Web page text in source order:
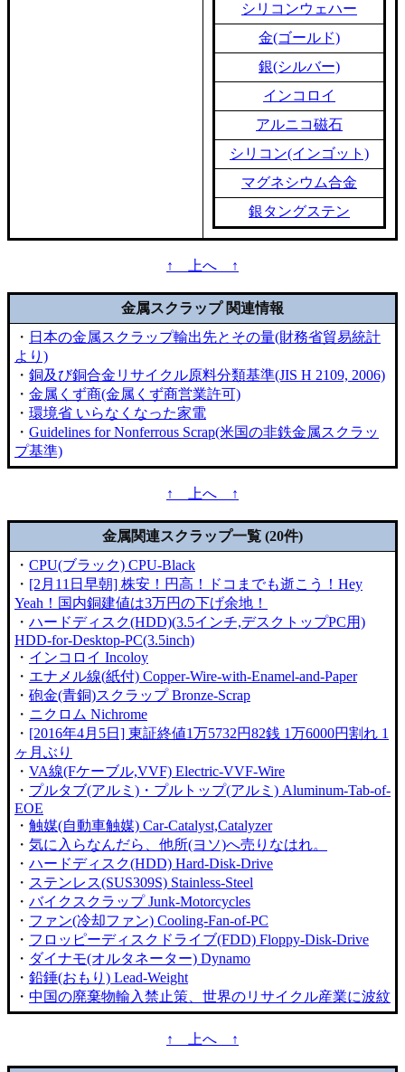
シリコンウェハー
金(ゴールド)
銀(シルバー)
インコロイ
アルニコ磁石
シリコン(インゴット)
マグネシウム合金
銀タングステン
↑ 上へ ↑
金属スクラップ 関連情報
・ 日本の金属スクラップ輸出先とその量(財務省貿易統計
より)
・ 銅及び銅合金リサイクル原料分類基準(JIS H 2109, 2006)
・ 金属くず商(金属くず商営業許可)
・ 環境省 いらなくなった家電
・ Guidelines for Nonferrous Scrap(米国の非鉄金属スクラッ
プ基準)
↑ 上へ ↑
金属関連スクラップ一覧 (20件)
・ CPU(ブラック) CPU-Black
・ [2月11日早朝] 株安！円高！ドコまでも逝こう！Hey
Yeah！国内銅建値は3万円の下げ余地！
・ ハードディスク(HDD)(3.5インチ,デスクトップPC用)
HDD-for-Desktop-PC(3.5inch)
・ インコロイ Incoloy
・ エナメル線(紙付) Copper-Wire-with-Enamel-and-Paper
・ 砲金(青銅)スクラップ Bronze-Scrap
・ ニクロム Nichrome
・ [2016年4月5日] 東証終値1万5732円82銭 1万6000円割れ 1
ヶ月ぶり
・ VA線(Fケーブル,VVF) Electric-VVF-Wire
・ プルタブ(アルミ)・プルトップ(アルミ) Aluminum-Tab-of-
EOE
・ 触媒(自動車触媒) Car-Catalyst,Catalyzer
・ 気に入らなんだら、他所(ヨソ)へ売りなはれ。
・ ハードディスク(HDD) Hard-Disk-Drive
・ ステンレス(SUS309S) Stainless-Steel
・ バイクスクラップ Junk-Motorcycles
・ ファン(冷却ファン) Cooling-Fan-of-PC
・ フロッピーディスクドライブ(FDD) Floppy-Disk-Drive
・ ダイナモ(オルタネーター) Dynamo
・ 鉛錘(おもり) Lead-Weight
・ 中国の廃棄物輸入禁止策、世界のリサイクル産業に波紋
↑ 上へ ↑